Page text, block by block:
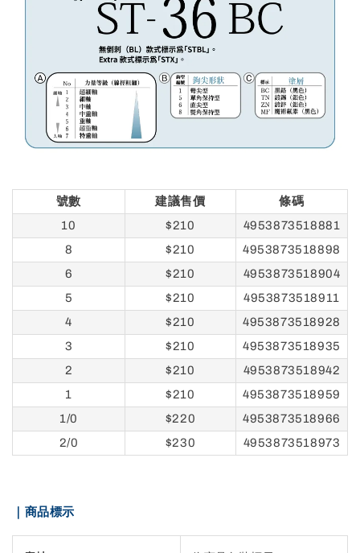
號數 建議售價
條碼
10
$210
4953873518881
8
$210
4953873518898
6
$210
4953873518904
5
$210
4953873518911
4
$210
4953873518928
3
$210
4953873518935
2
$210
4953873518942
1
$210
4953873518959
1/0
$220
4953873518966
2/0
$230 4953873518973
｜商品標示